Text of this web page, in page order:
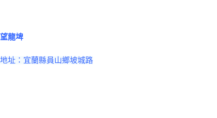
望龍埤
地址：宜蘭縣員山鄉坡城路